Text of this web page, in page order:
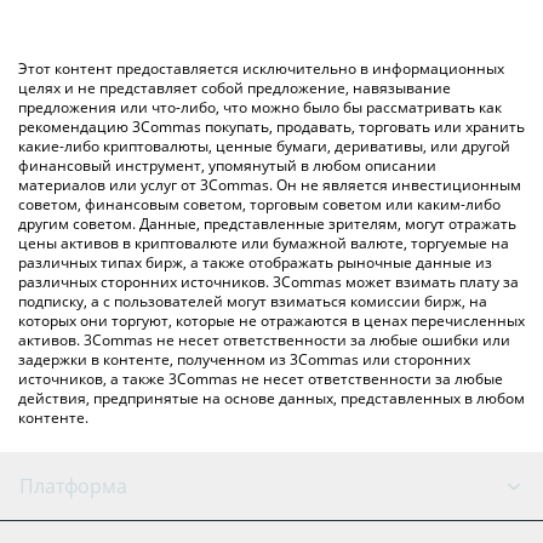
цен Recon Raccoon, чтобы проверить последние цены на
Recon Raccoon в основных фиатных и криптовалютах.
Этот контент предоставляется исключительно в информационных
целях и не представляет собой предложение, навязывание
предложения или что-либо, что можно было бы рассматривать как
рекомендацию 3Commas покупать, продавать, торговать или хранить
какие-либо криптовалюты, ценные бумаги, деривативы, или другой
финансовый инструмент, упомянутый в любом описании
материалов или услуг от 3Commas. Он не является инвестиционным
советом, финансовым советом, торговым советом или каким-либо
другим советом. Данные, представленные зрителям, могут отражать
цены активов в криптовалюте или бумажной валюте, торгуемые на
различных типах бирж, а также отображать рыночные данные из
различных сторонних источников. 3Commas может взимать плату за
подписку, а с пользователей могут взиматься комиссии бирж, на
которых они торгуют, которые не отражаются в ценах перечисленных
активов. 3Commas не несет ответственности за любые ошибки или
задержки в контенте, полученном из 3Commas или сторонних
источников, а также 3Commas не несет ответственности за любые
действия, предпринятые на основе данных, представленных в любом
контенте.
Платформа